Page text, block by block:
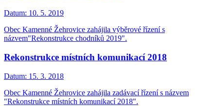
Datum: 10. 5. 2019
Obec Kamenné Žehrovice zahájila výběrové řízení s
názvem"Rekonstrukce chodníků 2019".
Rekonstrukce místních komunikací 2018
Datum: 15. 3. 2018
Obec Kamenné Žehrovice zahájila zadávací řízení s názvem
"Rekonstrukce místních komunikací 2018".